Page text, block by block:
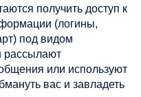
получить доступ к
(логины,
под видом
рассылают
или используют
вас и завладеть